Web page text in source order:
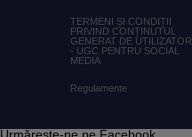
TERMENI ȘI CONDIȚII
PRIVIND CONȚINUTUL
GENERAT DE UTILIZATOR
- UGC PENTRU SOCIAL
MEDIA
Regulamente